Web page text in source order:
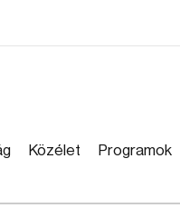
Közélet Programok